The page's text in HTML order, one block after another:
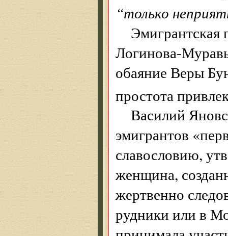
“только
Логинова-
обаяние Веры
простота
Василий
эмигрантов
славословию,
женщина,
жертвенно
рудники или в